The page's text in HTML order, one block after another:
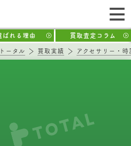
ばれる理由 買取査定コラム
ータル 買取実績 アクセサリー・時